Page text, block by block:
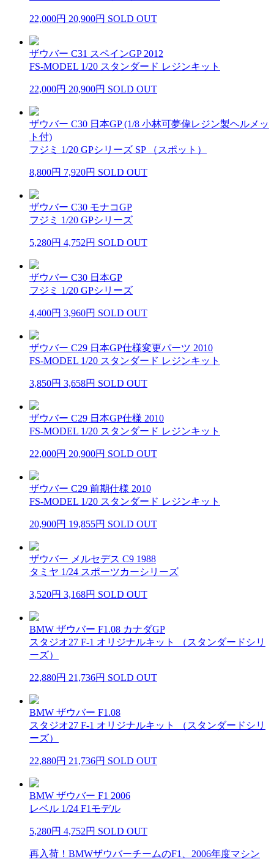
22,000円 20,900円 SOLD OUT
ザウバー C31 スペインGP 2012
FS-MODEL 1/20 スタンダード レジンキット
22,000円 20,900円 SOLD OUT
ザウバー C30 日本GP (1/8 小林可夢偉レジン製ヘルメッ
ト付)
フジミ 1/20 GPシリーズ SP （スポット）
8,800円 7,920円 SOLD OUT
ザウバー C30 モナコGP
フジミ 1/20 GPシリーズ
5,280円 4,752円 SOLD OUT
ザウバー C30 日本GP
フジミ 1/20 GPシリーズ
4,400円 3,960円 SOLD OUT
ザウバー C29 日本GP仕様変更パーツ 2010
FS-MODEL 1/20 スタンダード レジンキット
3,850円 3,658円 SOLD OUT
ザウバー C29 日本GP仕様 2010
FS-MODEL 1/20 スタンダード レジンキット
22,000円 20,900円 SOLD OUT
ザウバー C29 前期仕様 2010
FS-MODEL 1/20 スタンダード レジンキット
20,900円 19,855円 SOLD OUT
ザウバー メルセデス C9 1988
タミヤ 1/24 スポーツカーシリーズ
3,520円 3,168円 SOLD OUT
BMW ザウバー F1.08 カナダGP
スタジオ27 F-1 オリジナルキット （スタンダードシリ
ーズ）
22,880円 21,736円 SOLD OUT
BMW ザウバー F1.08
スタジオ27 F-1 オリジナルキット （スタンダードシリ
ーズ）
22,880円 21,736円 SOLD OUT
BMW ザウバー F1 2006
レベル 1/24 F1モデル
5,280円 4,752円 SOLD OUT
再入荷！BMWザウバーチームのF1、2006年度マシン